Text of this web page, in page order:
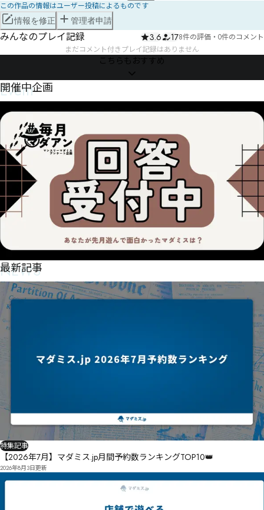
この作品の情報はユーザー投稿によるものです
情報を修正 管理者申請
みんなのプレイ記録 3.6 178件の評価 ・ 0件のコメント
まだコメント付きプレイ記録はありません
こちらもおすすめ
Event
開催中企画
NEWS
最新記事
特集記事
【2026年7月】マダミス.jp月間予約数ランキングTOP10👑
2026年8月3日更新